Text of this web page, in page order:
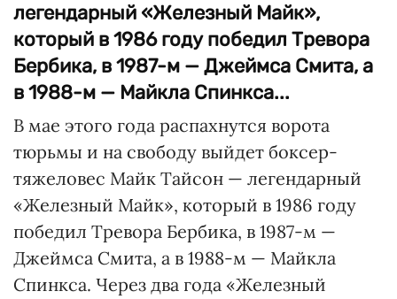
легендарный «Железный Майк»,
который в 1986 году победил Тревора
Бербика, в 1987-м — Джеймса Смита, а
в 1988-м — Майкла Спинкса...
В мае этого года распахнутся ворота
тюрьмы и на свободу выйдет боксер-
тяжеловес Майк Тайсон — легендарный
«Железный Майк», который в 1986 году
победил Тревора Бербика, в 1987-м —
Джеймса Смита, а в 1988-м — Майкла
Спинкса. Через два года «Железный